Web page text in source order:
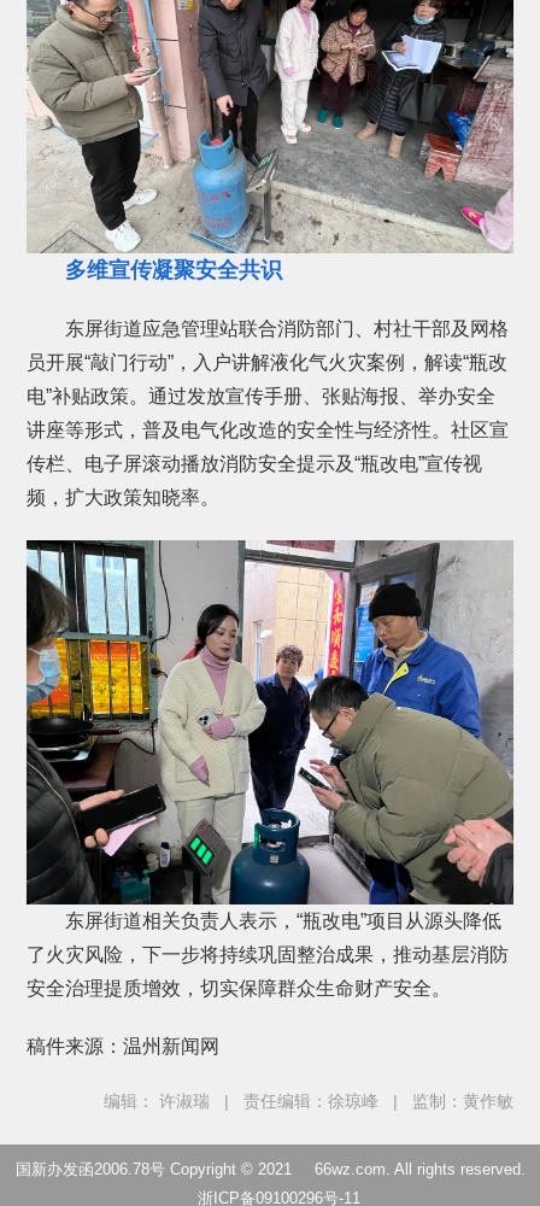
多维宣传凝聚安全共识
东屏街道应急管理站联合消防部门、村社干部及网格
员开展“敲门行动”，入户讲解液化气火灾案例，解读“瓶改
电”补贴政策。通过发放宣传手册、张贴海报、举办安全
讲座等形式，普及电气化改造的安全性与经济性。社区宣
传栏、电子屏滚动播放消防安全提示及“瓶改电”宣传视
频，扩大政策知晓率。
东屏街道相关负责人表示，“瓶改电”项目从源头降低
了火灾风险，下一步将持续巩固整治成果，推动基层消防
安全治理提质增效，切实保障群众生命财产安全。
稿件来源：温州新闻网
编辑： 许淑瑞 责任编辑：徐琼峰 监制：黄作敏
国新办发函2006.78号 Copyright © 2021 66wz.com . All rights reserved.
浙ICP备09100296号-11